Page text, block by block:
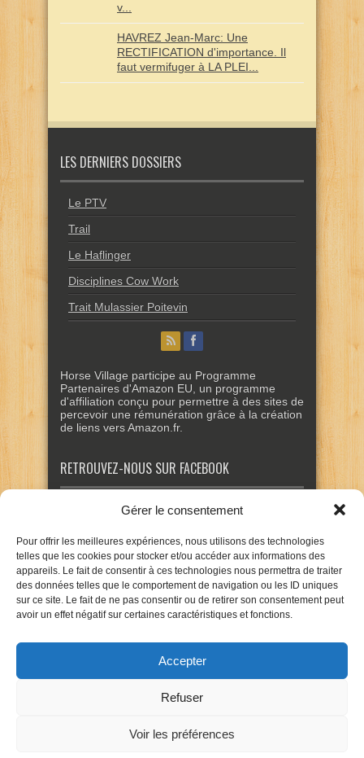
Gérer le consentement
Pour offrir les meilleures expériences, nous utilisons des technologies
telles que les cookies pour stocker et/ou accéder aux informations des
appareils. Le fait de consentir à ces technologies nous permettra de traiter
des données telles que le comportement de navigation ou les ID uniques
sur ce site. Le fait de ne pas consentir ou de retirer son consentement peut
avoir un effet négatif sur certaines caractéristiques et fonctions.
Accepter
Refuser
Voir les préférences
v...
HAVREZ Jean-Marc: Une
RECTIFICATION d'importance. Il
faut vermifuger à LA PLEI...
LES DERNIERS DOSSIERS
Le PTV
Trail
Le Haflinger
Disciplines Cow Work
Trait Mulassier Poitevin
Horse Village participe au Programme
Partenaires d'Amazon EU, un programme
d'affiliation conçu pour permettre à des sites de
percevoir une rémunération grâce à la création
de liens vers Amazon.fr.
RETROUVEZ-NOUS SUR FACEBOOK